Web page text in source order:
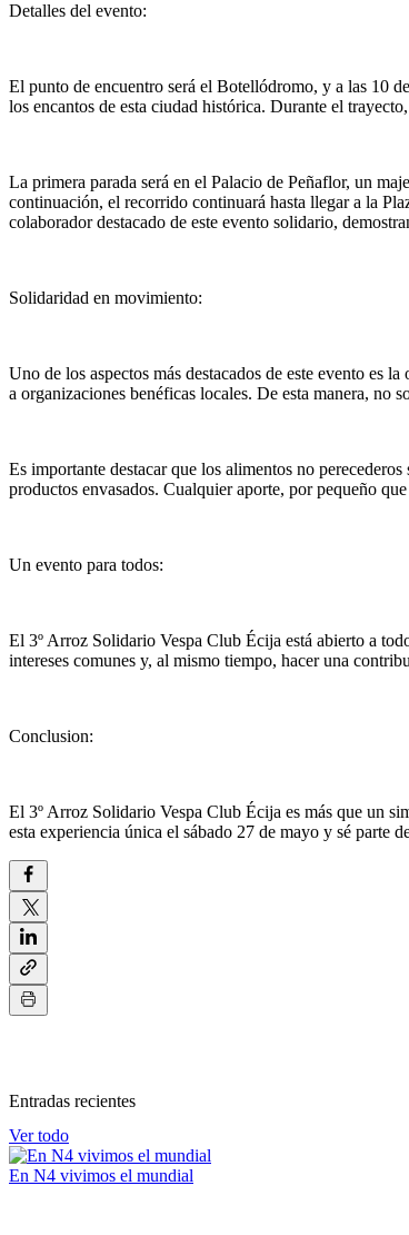
Detalles del evento:
El punto de encuentro será el Botellódromo, y a las 10
los encantos de esta ciudad histórica. Durante el
La primera parada será en el Palacio de Peñaflor, un
continuación, el recorrido continuará hasta llegar a la
colaborador destacado de este evento solidario,
Solidaridad en movimiento:
Uno de los aspectos más destacados de este evento es
a organizaciones benéficas locales. De esta manera, no
Es importante destacar que los alimentos no
productos envasados. Cualquier aporte, por pequeño
Un evento para todos:
El 3º Arroz Solidario Vespa Club Écija está abierto a
intereses comunes y, al mismo tiempo, hacer una
Conclusion:
El 3º Arroz Solidario Vespa Club Écija es más que un
esta experiencia única el sábado 27 de mayo y sé parte
Entradas recientes
Ver todo
En N4 vivimos el mundial